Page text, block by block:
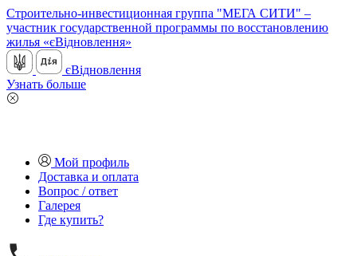
Строительно-инвестиционная группа "МЕГА СИТИ" –
участник государственной программы по восстановлению
жилья «єВідновлення»
єВідновлення
Узнать больше
Мой профиль
Доставка и оплата
Вопрос / ответ
Галерея
Где купить?